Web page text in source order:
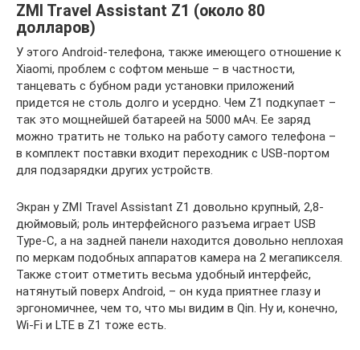
ZMI Travel Assistant Z1 (около 80
долларов)
У этого Android-телефона, также имеющего отношение к
Xiaomi, проблем с софтом меньше – в частности,
танцевать с бубном ради установки приложений
придется не столь долго и усердно. Чем Z1 подкупает –
так это мощнейшей батареей на 5000 мАч. Ее заряд
можно тратить не только на работу самого телефона –
в комплект поставки входит переходник с USB-портом
для подзарядки других устройств.
Экран у ZMI Travel Assistant Z1 довольно крупный, 2,8-
дюймовый; роль интерфейсного разъема играет USB
Type-C, а на задней панели находится довольно неплохая
по меркам подобных аппаратов камера на 2 мегапикселя.
Также стоит отметить весьма удобный интерфейс,
натянутый поверх Android, – он куда приятнее глазу и
эргономичнее, чем то, что мы видим в Qin. Ну и, конечно,
Wi-Fi и LTE в Z1 тоже есть.